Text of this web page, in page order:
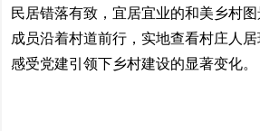
民居错落有致，宜居宜业的和美乡村
成员沿着村道前行，实地查看村庄人
感受党建引领下乡村建设的显著变化。